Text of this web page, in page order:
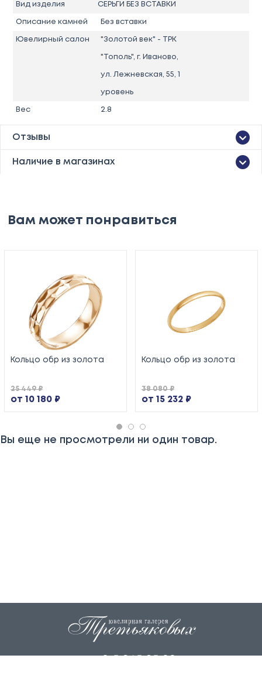
Вид изделия СЕРЬГИ БЕЗ ВСТАВКИ
Описание камней Без вставки
Ювелирный салон "Золотой век" - ТРК
"Тополь", г. Иваново,
ул. Лежневская, 55, 1
уровень
Вес 2.8
Отзывы
Наличие в магазинах
Вам может понравиться
Кольцо обр из золота
от 10 180 ₽
25 449 ₽
Кольцо обр из золота
от 15 232 ₽
38 080 ₽
Вы еще не просмотрели ни один товар.